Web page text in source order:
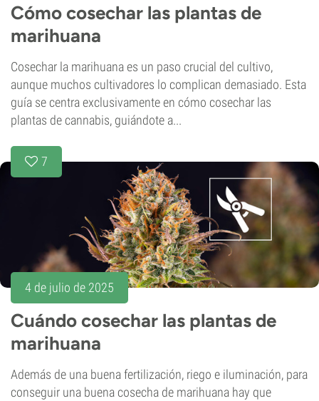
Cómo cosechar las plantas de
marihuana
Cosechar la marihuana es un paso crucial del cultivo,
aunque muchos cultivadores lo complican demasiado. Esta
guía se centra exclusivamente en cómo cosechar las
plantas de cannabis, guiándote a...
7
4 de julio de 2025
Cuándo cosechar las plantas de
marihuana
Además de una buena fertilización, riego e iluminación, para
conseguir una buena cosecha de marihuana hay que